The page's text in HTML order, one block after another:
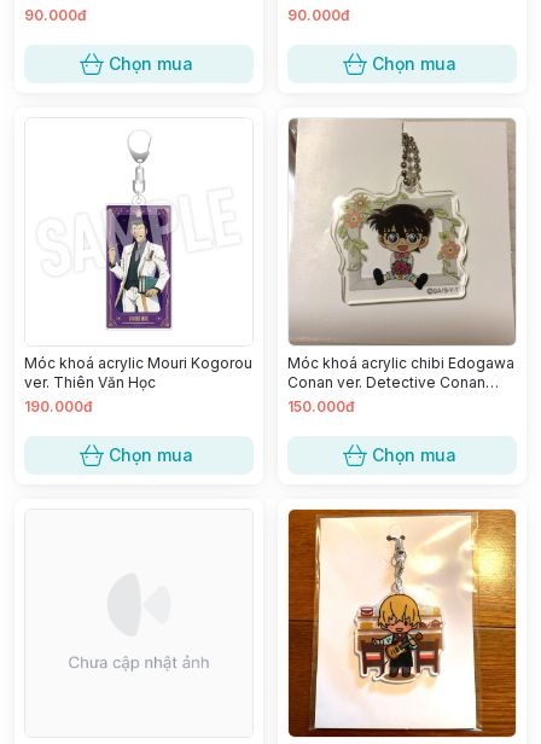
90.000đ
Chọn mua
90.000đ
Chọn mua
Móc khoá acrylic Mouri Kogorou
ver. Thiên Văn Học
190.000đ
Chọn mua
Móc khoá acrylic chibi Edogawa
Conan ver. Detective Conan
Cafe 2024
150.000đ
Chọn mua